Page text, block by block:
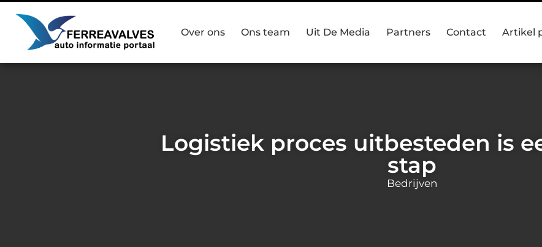
Over ons Ons team Uit De Media Partners Contact Artikel
Logistiek proces uitbesteden is
stap
Bedrijven